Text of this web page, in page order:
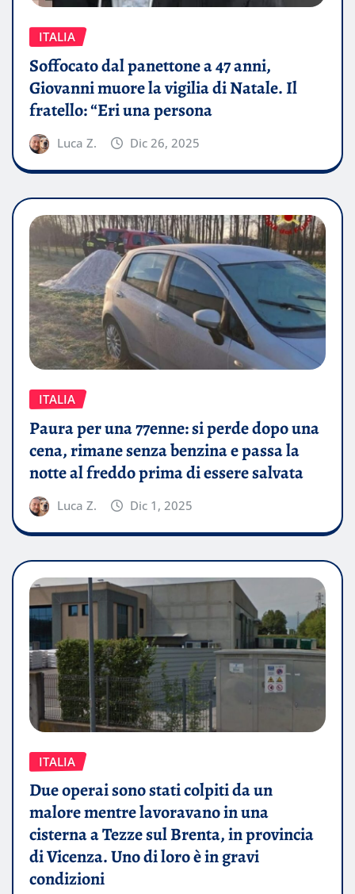
ITALIA
Soffocato dal panettone a 47 anni,
Giovanni muore la vigilia di Natale. Il
fratello: “Eri una persona
Luca Z. Dic 26, 2025
ITALIA
Paura per una 77enne: si perde dopo una
cena, rimane senza benzina e passa la
notte al freddo prima di essere salvata
Luca Z. Dic 1, 2025
ITALIA
Due operai sono stati colpiti da un
malore mentre lavoravano in una
cisterna a Tezze sul Brenta, in provincia
di Vicenza. Uno di loro è in gravi
condizioni